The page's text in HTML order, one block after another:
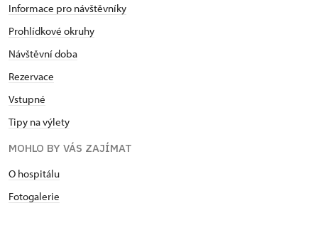
Informace pro návštěvníky
Prohlídkové okruhy
Návštěvní doba
Rezervace
Vstupné
Tipy na výlety
MOHLO BY VÁS ZAJÍMAT
O hospitálu
Fotogalerie